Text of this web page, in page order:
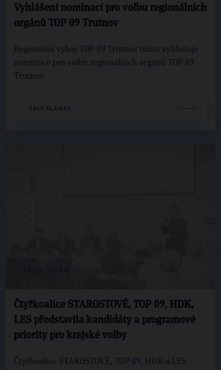
Vyhlášení nominací pro volbu regionálních
orgánů TOP 09 Trutnov
Regionální výbor TOP 09 Trutnov tímto vyhlašuje
nominace pro volbu regionálních orgánů TOP 09
Trutnov.
CELÝ ČLÁNEK
Čtyřkoalice STAROSTOVÉ, TOP 09, HDK,
LES představila kandidáty a programové
priority pro krajské volby
Čtyřkoalice STAROSTOVÉ, TOP 09, HDK a LES